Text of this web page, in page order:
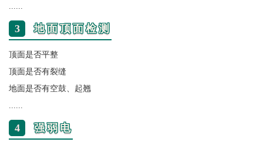
......
3 地面顶面检测
顶面是否平整
顶面是否有裂缝
地面是否有空鼓、起翘
......
4 强弱电